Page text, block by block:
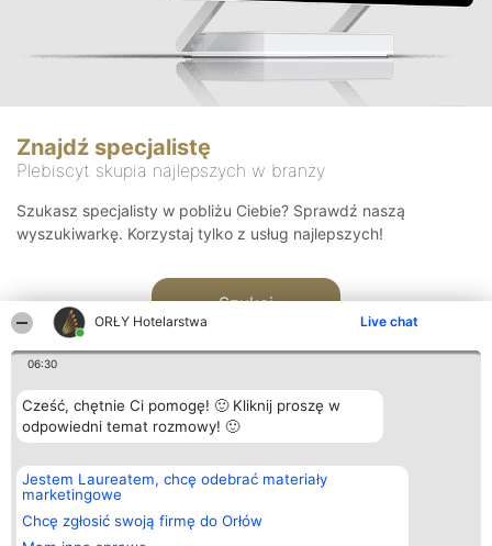
ORŁY Hotelarstwa Live chat
06:30
Cześć, chętnie Ci pomogę! 🙂 Kliknij proszę w
odpowiedni temat rozmowy! 🙂
Jestem Laureatem, chcę odebrać materiały
marketingowe
Chcę zgłosić swoją firmę do Orłów
Znajdź specjalistę
Plebiscyt skupia najlepszych w branży
Szukasz specjalisty w pobliżu Ciebie? Sprawdź naszą
wyszukiwarkę. Korzystaj tylko z usług najlepszych!
Szukaj
Organizator plebiscytu
Bright Side Solutions sp. z o.
o. sp. k.
ul. Ruska 22
Wrocław 50-079
Plebiscyt
Laureaci
wszystkich
Laureatów
Kontakt
Kontakt